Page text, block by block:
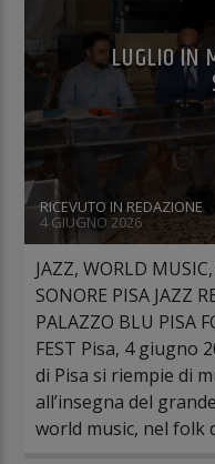
LUGLIO IN
RICEVUTO IN REDAZIONE
4 GIUGNO 2026
JAZZ, WORLD
SONORE PISA JAZZ
PALAZZO BLU PISA
FEST Pisa, 4 giugno
di Pisa si riempie di
all’insegna del
world music, nel folk